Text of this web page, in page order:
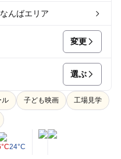
なんばエリア
変更
選ぶ
ル 子ども映画 工場見学
24°C